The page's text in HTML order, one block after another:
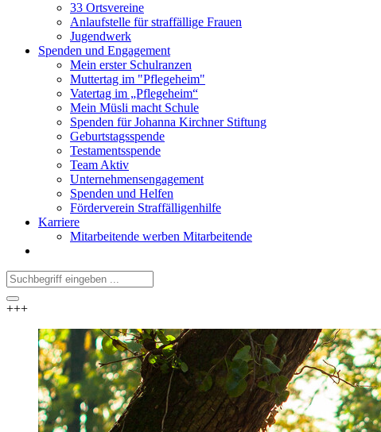
33 Ortsvereine
Anlaufstelle für straffällige Frauen
Jugendwerk
Spenden und Engagement
Mein erster Schulranzen
Muttertag im "Pflegeheim"
Vatertag im „Pflegeheim“
Mein Müsli macht Schule
Spenden für Johanna Kirchner Stiftung
Geburtstagsspende
Testamentsspende
Team Aktiv
Unternehmensengagement
Spenden und Helfen
Förderverein Straffälligenhilfe
Karriere
Mitarbeitende werben Mitarbeitende
+++